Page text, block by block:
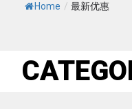
Home / 最新优惠